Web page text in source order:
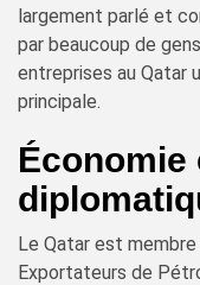
largement parlé et
par beaucoup de
entreprises au Qatar
principale.
Économie
Le Qatar est
Exportateurs de